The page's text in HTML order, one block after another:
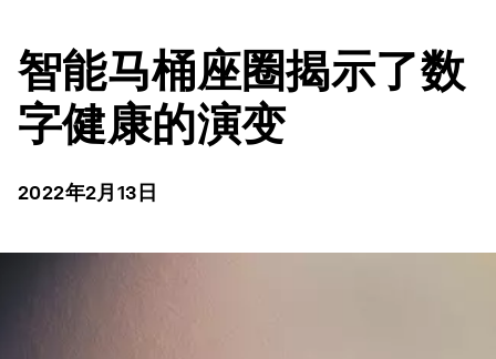
智能马桶座圈揭示了数
字健康的演变
2022年2月13日